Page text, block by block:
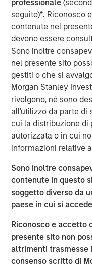
professionale
seguito)*. Riconosco
contenute nel
devono essere
Sono inoltre
nel presente sito
gestiti o che si
Morgan Stanley
rivolgono, né sono
all’utilizzo da parte
cui la distribuzione di
autorizzata o in cui
informazioni relative
Sono inoltre
contenute in questo
soggetto diverso da
paese in cui si
Riconosco e accetto
presente sito non
altrimenti trasmesse
consenso scritto di
have sustained strong
excellent outlook for
Prestigious Equity
Morgan Stanley
equity related
Morgan Stanley
have invested nearly
spectrum of
largest industry deal
AG, which was
Wösner- Sandberg
Investment Group is
increase to raise
opportunities.
“The two owners, Mr.
outstanding track
leading company in
Michael Hehn,